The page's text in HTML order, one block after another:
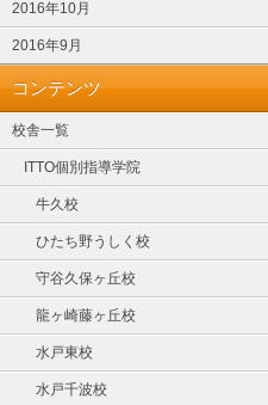
2016年10月
2016年9月
コンテンツ
校舎一覧
ITTO個別指導学院
牛久校
ひたち野うしく校
守谷久保ヶ丘校
龍ヶ崎藤ヶ丘校
水戸東校
水戸千波校